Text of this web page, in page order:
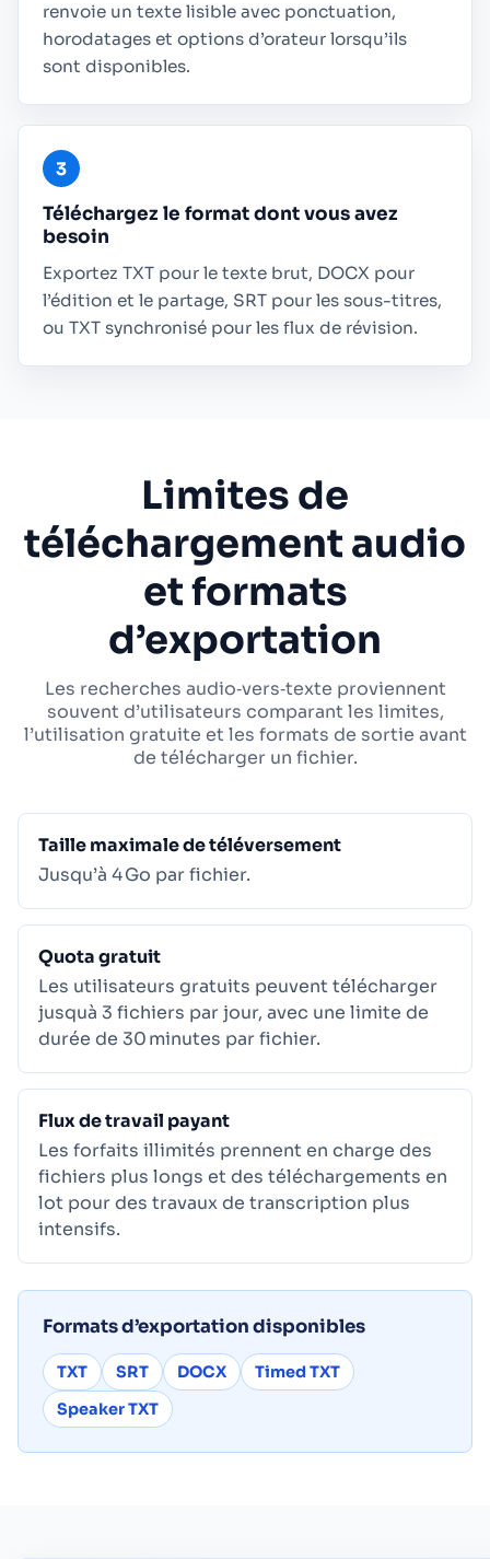
renvoie un texte lisible avec ponctuation,
horodatages et options d’orateur lorsqu’ils
sont disponibles.
Téléchargez le format dont vous avez
besoin
Exportez TXT pour le texte brut, DOCX pour
l’édition et le partage, SRT pour les sous-titres,
ou TXT synchronisé pour les flux de révision.
Limites de
téléchargement audio
et formats
d’exportation
Les recherches audio‑vers‑texte proviennent
souvent d’utilisateurs comparant les limites,
l’utilisation gratuite et les formats de sortie avant
de télécharger un fichier.
Taille maximale de téléversement
Jusqu’à 4 Go par fichier.
Quota gratuit
Les utilisateurs gratuits peuvent télécharger
jusquà 3 fichiers par jour, avec une limite de
durée de 30 minutes par fichier.
Flux de travail payant
Les forfaits illimités prennent en charge des
fichiers plus longs et des téléchargements en
lot pour des travaux de transcription plus
intensifs.
Formats d’exportation disponibles
TXT SRT DOCX
Timed TXT
Speaker TXT